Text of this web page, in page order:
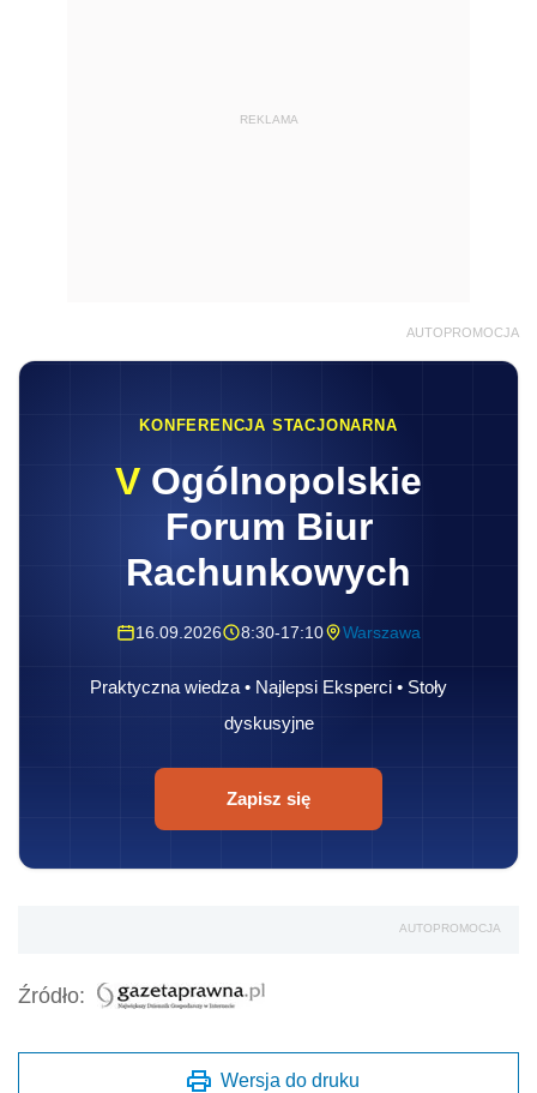
REKLAMA
AUTOPROMOCJA
KONFERENCJA STACJONARNA
V Ogólnopolskie
Forum Biur
Rachunkowych
16.09.2026 8:30-17:10 Warszawa
Praktyczna wiedza • Najlepsi Eksperci • Stoły
dyskusyjne
Zapisz się
AUTOPROMOCJA
Źródło:
Wersja do druku